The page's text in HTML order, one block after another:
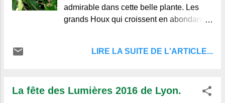
admirable dans cette belle plante. Les
grands Houx qui croissent en abondance
LIRE LA SUITE DE L'ARTICLE...
La fête des Lumières 2016 de Lyon.